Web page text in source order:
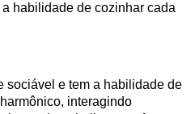
a habilidade de cozinhar cada
sociável e tem a habilidade de
interagindo